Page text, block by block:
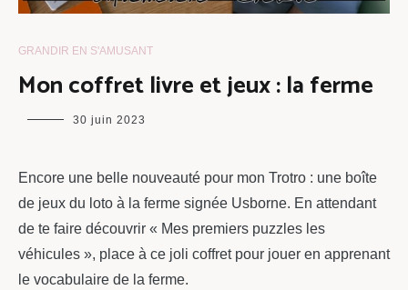
GRANDIR EN S'AMUSANT
Mon coffret livre et jeux : la ferme
maman
30 juin 2023
Encore une belle nouveauté pour mon Trotro : une boîte
de jeux du loto à la ferme signée Usborne. En attendant
de te faire découvrir « Mes premiers puzzles les
véhicules », place à ce joli coffret pour jouer en apprenant
le vocabulaire de la ferme.